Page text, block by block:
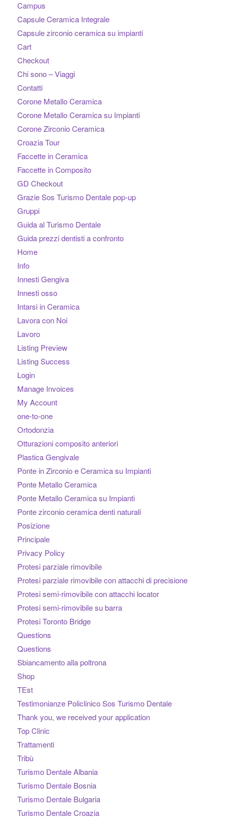
Campus
Capsule Ceramica Integrale
Capsule zirconio ceramica su impianti
Cart
Checkout
Chi sono – Viaggi
Contatti
Corone Metallo Ceramica
Corone Metallo Ceramica su Impianti
Corone Zirconio Ceramica
Croazia Tour
Faccette in Ceramica
Faccette in Composito
GD Checkout
Grazie Sos Turismo Dentale pop-up
Gruppi
Guida al Turismo Dentale
Guida prezzi dentisti a confronto
Home
Info
Innesti Gengiva
Innesti osso
Intarsi in Ceramica
Lavora con Noi
Lavoro
Listing Preview
Listing Success
Login
Manage Invoices
My Account
one-to-one
Ortodonzia
Otturazioni composito anteriori
Plastica Gengivale
Ponte in Zirconio e Ceramica su Impianti
Ponte Metallo Ceramica
Ponte Metallo Ceramica su Impianti
Ponte zirconio ceramica denti naturali
Posizione
Principale
Privacy Policy
Protesi parziale rimovibile
Protesi parziale rimovibile con attacchi di precisione
Protesi semi-rimovibile con attacchi locator
Protesi semi-rimovibile su barra
Protesi Toronto Bridge
Questions
Questions
Sbiancamento alla poltrona
Shop
TEst
Testimonianze Policlinico Sos Turismo Dentale
Thank you, we received your application
Top Clinic
Trattamenti
Tribù
Turismo Dentale Albania
Turismo Dentale Bosnia
Turismo Dentale Bulgaria
Turismo Dentale Croazia